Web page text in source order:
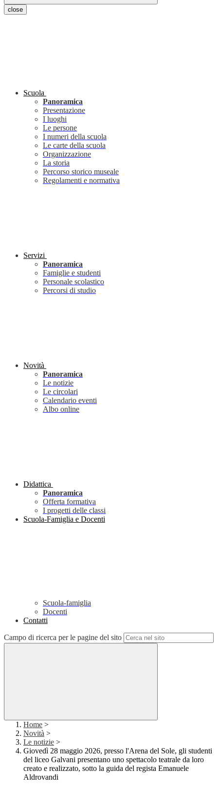
close
Scuola
Panoramica
Presentazione
I luoghi
Le persone
I numeri della scuola
Le carte della scuola
Organizzazione
La storia
Percorso storico museale
Regolamenti e normativa
Servizi
Panoramica
Famiglie e studenti
Personale scolastico
Percorsi di studio
Novità
Panoramica
Le notizie
Le circolari
Calendario eventi
Albo online
Didattica
Panoramica
Offerta formativa
I progetti delle classi
Scuola-Famiglia e Docenti
Scuola-famiglia
Docenti
Contatti
Campo di ricerca per le pagine del sito
Home >
Novità >
Le notizie >
Giovedì 28 maggio 2026, presso l'Arena del Sole, gli studenti
del liceo Galvani presentano uno spettacolo teatrale da loro
creato e realizzato, sotto la guida del regista Emanuele
Aldrovandi